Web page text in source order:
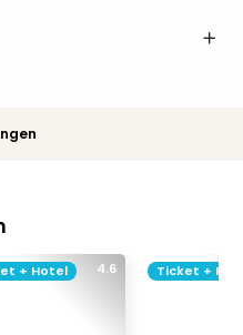
4.6
+ Hotel Ticket +